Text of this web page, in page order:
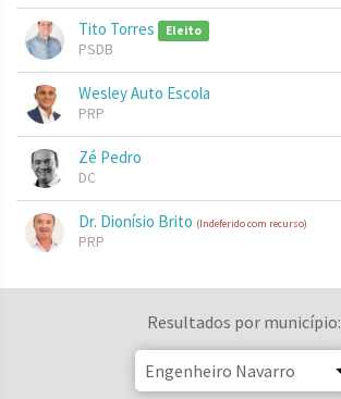
Tito Torres Eleito
PSDB
Wesley Auto Escola
PRP
Zé Pedro
DC
Dr. Dionísio Brito (Indeferido com recurso)
PRP
Resultados por município: